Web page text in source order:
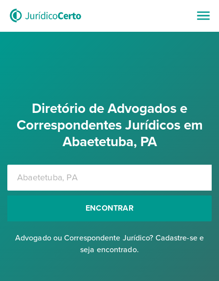
Diretório de Advogados e
Correspondentes Jurídicos em
Abaetetuba, PA
ENCONTRAR
Advogado ou Correspondente Jurídico? Cadastre-se e
seja encontrado.